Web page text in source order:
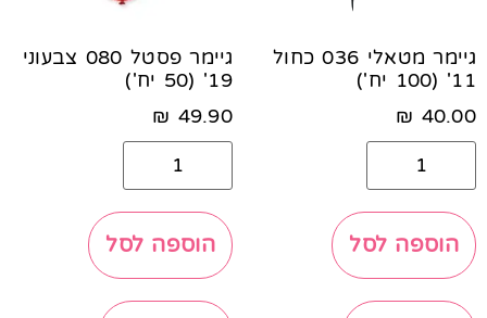
גיימר מטאלי 036 כחול
11' (100 יח')
40.00
₪
הוספה לסל
גיימר פסטל 080 צבעוני
19' (50 יח')
49.90
₪
הוספה לסל